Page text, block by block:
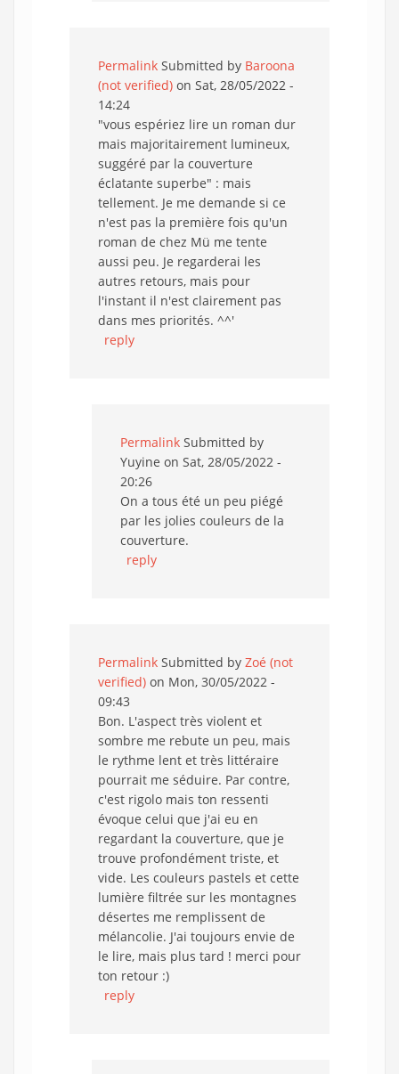
Permalink Submitted by Baroona
(not verified) on Sat, 28/05/2022 -
14:24
"vous espériez lire un roman dur
mais majoritairement lumineux,
suggéré par la couverture
éclatante superbe" : mais
tellement. Je me demande si ce
n'est pas la première fois qu'un
roman de chez Mü me tente
aussi peu. Je regarderai les
autres retours, mais pour
l'instant il n'est clairement pas
dans mes priorités. ^^'
reply
Permalink Submitted by
Yuyine on Sat, 28/05/2022 -
20:26
On a tous été un peu piégé
par les jolies couleurs de la
couverture.
reply
Permalink Submitted by Zoé (not
verified) on Mon, 30/05/2022 -
09:43
Bon. L'aspect très violent et
sombre me rebute un peu, mais
le rythme lent et très littéraire
pourrait me séduire. Par contre,
c'est rigolo mais ton ressenti
évoque celui que j'ai eu en
regardant la couverture, que je
trouve profondément triste, et
vide. Les couleurs pastels et cette
lumière filtrée sur les montagnes
désertes me remplissent de
mélancolie. J'ai toujours envie de
le lire, mais plus tard ! merci pour
ton retour :)
reply